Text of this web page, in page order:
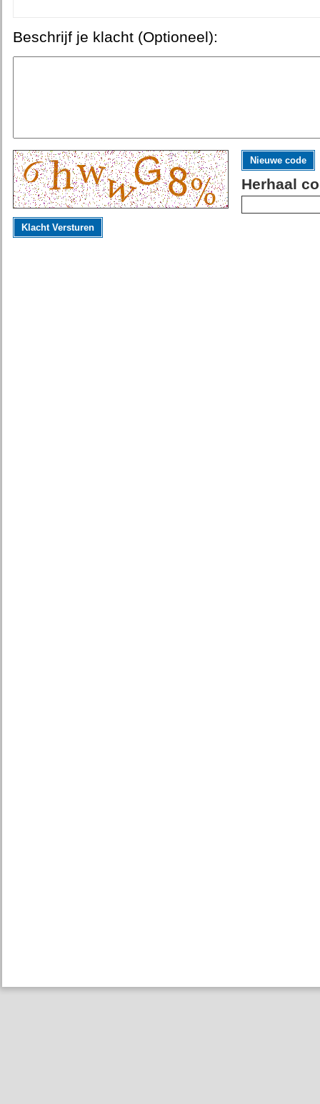
Beschrijf je klacht (Optioneel):
Nieuwe code
Herhaal
Klacht Versturen